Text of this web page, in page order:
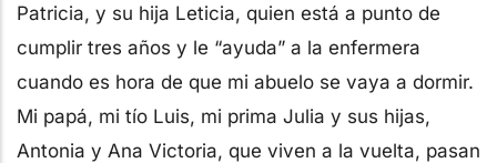
Patricia, y su hija Leticia, quien está a punto de
cumplir tres años y le “ayuda” a la enfermera
cuando es hora de que mi abuelo se vaya a dormir.
Mi papá, mi tío Luis, mi prima Julia y sus hijas,
Antonia y Ana Victoria, que viven a la vuelta, pasan